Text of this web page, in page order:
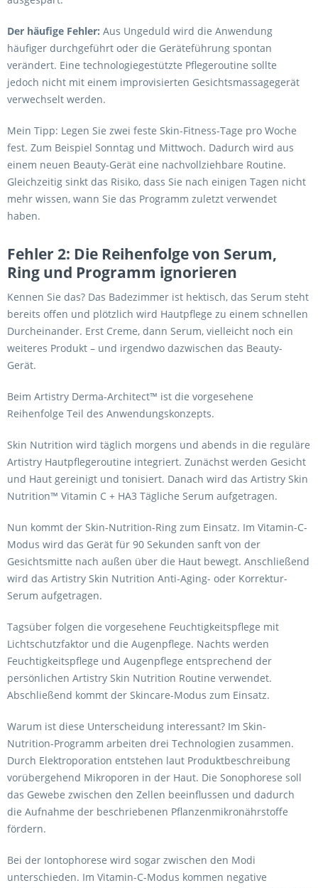
Der häufige Fehler: Aus Ungeduld wird die Anwendung
häufiger durchgeführt oder die Geräteführung spontan
verändert. Eine technologiegestützte Pflegeroutine sollte
jedoch nicht mit einem improvisierten Gesichtsmassagegerät
verwechselt werden.
Mein Tipp: Legen Sie zwei feste Skin-Fitness-Tage pro Woche
fest. Zum Beispiel Sonntag und Mittwoch. Dadurch wird aus
einem neuen Beauty-Gerät eine nachvollziehbare Routine.
Gleichzeitig sinkt das Risiko, dass Sie nach einigen Tagen nicht
mehr wissen, wann Sie das Programm zuletzt verwendet
haben.
Fehler 2: Die Reihenfolge von Serum,
Ring und Programm ignorieren
Kennen Sie das? Das Badezimmer ist hektisch, das Serum steht
bereits offen und plötzlich wird Hautpflege zu einem schnellen
Durcheinander. Erst Creme, dann Serum, vielleicht noch ein
weiteres Produkt – und irgendwo dazwischen das Beauty-
Gerät.
Beim Artistry Derma-Architect™ ist die vorgesehene
Reihenfolge Teil des Anwendungskonzepts.
Skin Nutrition wird täglich morgens und abends in die reguläre
Artistry Hautpflegeroutine integriert. Zunächst werden Gesicht
und Haut gereinigt und tonisiert. Danach wird das Artistry Skin
Nutrition™ Vitamin C + HA3 Tägliche Serum aufgetragen.
Nun kommt der Skin-Nutrition-Ring zum Einsatz. Im Vitamin-C-
Modus wird das Gerät für 90 Sekunden sanft von der
Gesichtsmitte nach außen über die Haut bewegt. Anschließend
wird das Artistry Skin Nutrition Anti-Aging- oder Korrektur-
Serum aufgetragen.
Tagsüber folgen die vorgesehene Feuchtigkeitspflege mit
Lichtschutzfaktor und die Augenpflege. Nachts werden
Feuchtigkeitspflege und Augenpflege entsprechend der
persönlichen Artistry Skin Nutrition Routine verwendet.
Abschließend kommt der Skincare-Modus zum Einsatz.
Warum ist diese Unterscheidung interessant? Im Skin-
Nutrition-Programm arbeiten drei Technologien zusammen.
Durch Elektroporation entstehen laut Produktbeschreibung
vorübergehend Mikroporen in der Haut. Die Sonophorese soll
das Gewebe zwischen den Zellen beeinflussen und dadurch
die Aufnahme der beschriebenen Pflanzenmikronährstoffe
fördern.
Bei der Iontophorese wird sogar zwischen den Modi
unterschieden. Im Vitamin-C-Modus kommen negative